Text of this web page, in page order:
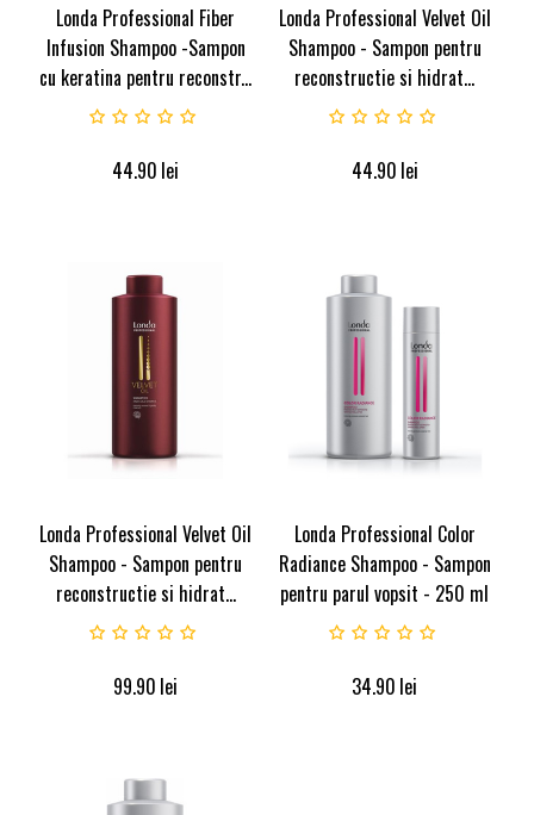
Londa Professional Fiber
Infusion Shampoo -Sampon
cu keratina pentru reconstr...
44.90 lei
Londa Professional Velvet Oil
Shampoo - Sampon pentru
reconstructie si hidrat...
44.90 lei
Londa Professional Velvet Oil
Shampoo - Sampon pentru
reconstructie si hidrat...
99.90 lei
Londa Professional Color
Radiance Shampoo - Sampon
pentru parul vopsit - 250 ml
34.90 lei